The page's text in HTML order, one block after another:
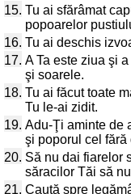
15. Tu ai sfărâmat
popoarelor
16. Tu ai deschis
17. A Ta este ziua şi
şi soarele.
18. Tu ai făcut toate
Tu le-ai zidit.
19. Adu-Ţi aminte de
şi poporul cel fără
20. Să nu dai fiarelor
săracilor Tăi să
21. Caută spre